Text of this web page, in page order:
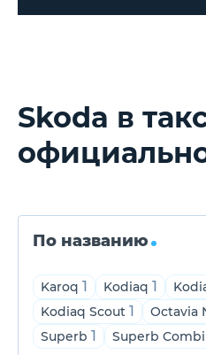
Skoda в
По названию
Karoq 1 Kodiaq 1
Kodiaq Scout 1 Octavia
Superb 1 Superb Combi